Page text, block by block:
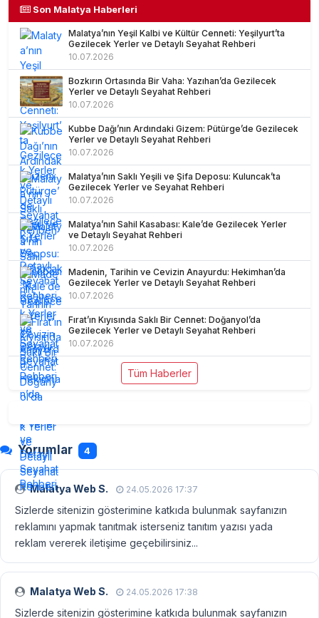
Son Malatya Haberleri
Malatya’nın Yeşil Kalbi ve Kültür Cenneti: Yeşilyurt’ta
Gezilecek Yerler ve Detaylı Seyahat Rehberi
10.07.2026
Bozkırın Ortasında Bir Vaha: Yazıhan’da Gezilecek
Yerler ve Detaylı Seyahat Rehberi
10.07.2026
Kubbe Dağı’nın Ardındaki Gizem: Pütürge’de Gezilecek
Yerler ve Detaylı Seyahat Rehberi
10.07.2026
Malatya’nın Saklı Yeşili ve Şifa Deposu: Kuluncak’ta
Gezilecek Yerler ve Seyahat Rehberi
10.07.2026
Malatya’nın Sahil Kasabası: Kale’de Gezilecek Yerler
ve Detaylı Seyahat Rehberi
10.07.2026
Madenin, Tarihin ve Cevizin Anayurdu: Hekimhan’da
Gezilecek Yerler ve Detaylı Seyahat Rehberi
10.07.2026
Fırat’ın Kıyısında Saklı Bir Cennet: Doğanyol’da
Gezilecek Yerler ve Detaylı Seyahat Rehberi
10.07.2026
Tüm Haberler
Yorumlar 4
Malatya Web S. 24.05.2026 17:37
Sizlerde sitenizin gösterimine katkıda bulunmak sayfanızın
reklamını yapmak tanıtmak isterseniz tanıtım yazısı yada
reklam vererek iletişime geçebilirsiniz...
Malatya Web S. 24.05.2026 17:38
Sizlerde sitenizin gösterimine katkıda bulunmak sayfanızın